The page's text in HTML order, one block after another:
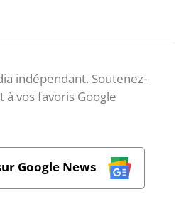
indépendant. Soutenez-
à vos favoris Google
Google News